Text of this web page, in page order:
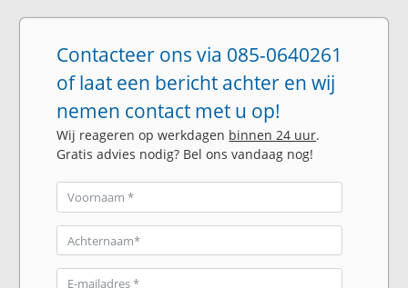
Contacteer ons via 085-0640261
of laat een bericht achter en wij
nemen contact met u op!
Wij reageren op werkdagen binnen 24 uur.
Gratis advies nodig? Bel ons vandaag nog!